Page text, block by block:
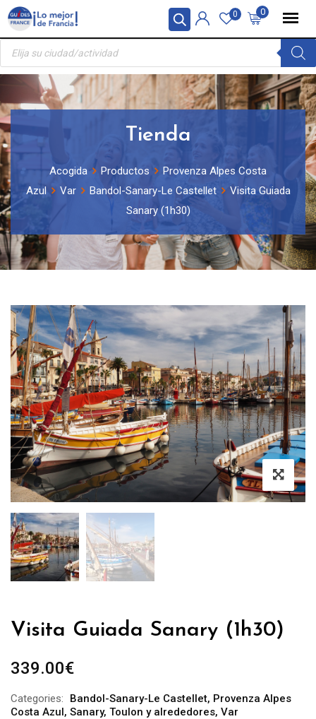
Panel de gestión de cookies
Skip
content
0
0
Búsqueda
productos
Tienda
Acogida Productos
Provenza Alpes Costa
Azul
Var Bandol-Sanary-Le Castellet
Visita Guiada
Sanary (1h30)
Visita Guiada Sanary (1h30)
339.00€
Categories: Bandol-Sanary-Le Castellet, Provenza Alpes
Costa Azul, Sanary, Toulon y alrededores, Var